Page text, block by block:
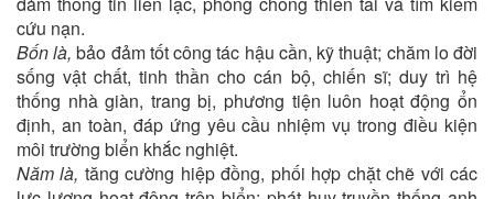
cứu nạn.
Bốn là, bảo đảm tốt công tác hậu cần, kỹ thuật; chăm lo đời
sống vật chất, tinh thần cho cán bộ, chiến sĩ; duy trì hệ
thống nhà giàn, trang bị, phương tiện luôn hoạt động ổn
định, an toàn, đáp ứng yêu cầu nhiệm vụ trong điều kiện
môi trường biển khắc nghiệt.
Năm là, tăng cường hiệp đồng, phối hợp chặt chẽ với các